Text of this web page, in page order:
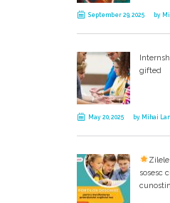
September 29, 2025 by
gifted
May 20, 2025 by Mihai
sosesc